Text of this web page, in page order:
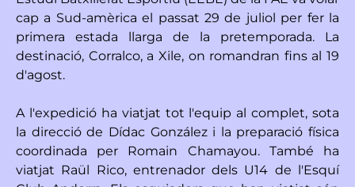
cap a Sud-amèrica el passat 29 de juliol per fer la
primera estada llarga de la pretemporada. La
destinació, Corralco, a Xile, on romandran fins al 19
d'agost.
A l'expedició ha viatjat tot l'equip al complet, sota
la direcció de Dídac González i la preparació física
coordinada per Romain Chamayou. També ha
viatjat Raül Rico, entrenador dels U14 de l'Esquí